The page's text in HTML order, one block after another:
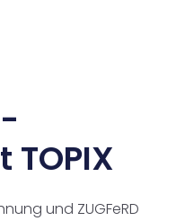
und ZUGFeRD